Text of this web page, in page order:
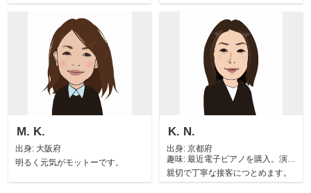
M. K.
出身: 大阪府
明るく元気がモットーです。
K. N.
出身: 京都府
趣味: 最近電子ピアノを購入。演奏
するのは学生の...
親切で丁寧な接客につとめます。